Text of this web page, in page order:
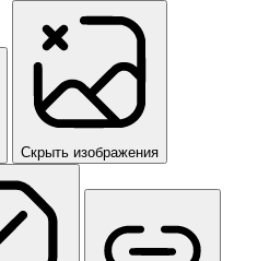
Скрыть изображения